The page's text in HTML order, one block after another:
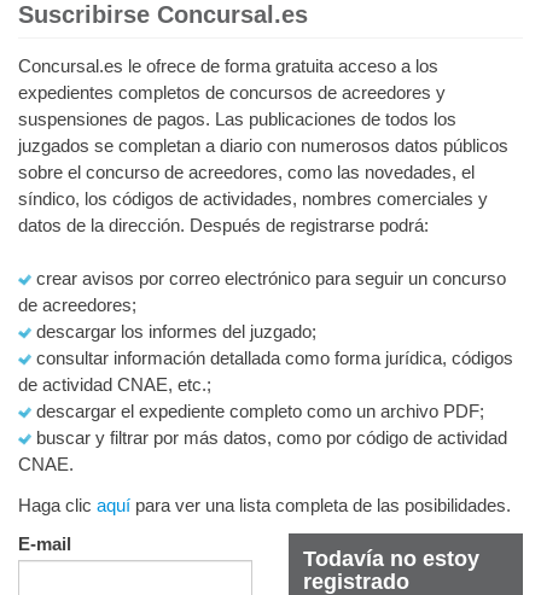
Suscribirse Concursal.es
Concursal.es le ofrece de forma gratuita acceso a los
expedientes completos de concursos de acreedores y
suspensiones de pagos. Las publicaciones de todos los
juzgados se completan a diario con numerosos datos públicos
sobre el concurso de acreedores, como las novedades, el
síndico, los códigos de actividades, nombres comerciales y
datos de la dirección. Después de registrarse podrá:
crear avisos por correo electrónico para seguir un concurso
de acreedores;
descargar los informes del juzgado;
consultar información detallada como forma jurídica, códigos
de actividad CNAE, etc.;
descargar el expediente completo como un archivo PDF;
buscar y filtrar por más datos, como por código de actividad
CNAE.
Haga clic aquí para ver una lista completa de las posibilidades.
E-mail
Todavía no estoy
registrado